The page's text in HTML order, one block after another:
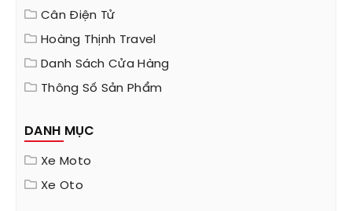
Cân Điện Tử
Hoàng Thịnh Travel
Danh Sách Cửa Hàng
Thông Số Sản Phẩm
DANH MỤC
Xe Moto
Xe Oto